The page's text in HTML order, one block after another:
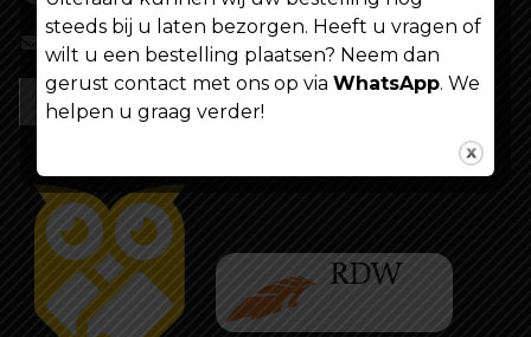
info@shoppenvooriedereen.nl
steeds bij u laten bezorgen. Heeft u vragen of
wilt u een bestelling plaatsen? Neem dan
gerust contact met ons op via WhatsApp. We
helpen u graag verder!